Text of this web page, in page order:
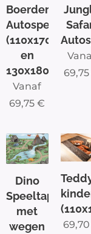
Boerderij
Autospeelmat
(110x170cm
en
130x180cm)
Vanaf
69,75 €
69,75
Dino
Speeltapijt
met
wegen
69,70